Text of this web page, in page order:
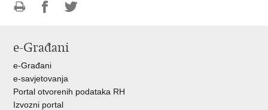
FacebookuTwitteru
e-Građani
e-Građani
e-savjetovanja
Portal otvorenih podataka RH
Izvozni portal